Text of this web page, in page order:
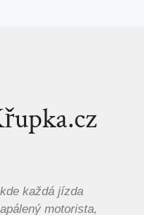
každá jízda
motorista,